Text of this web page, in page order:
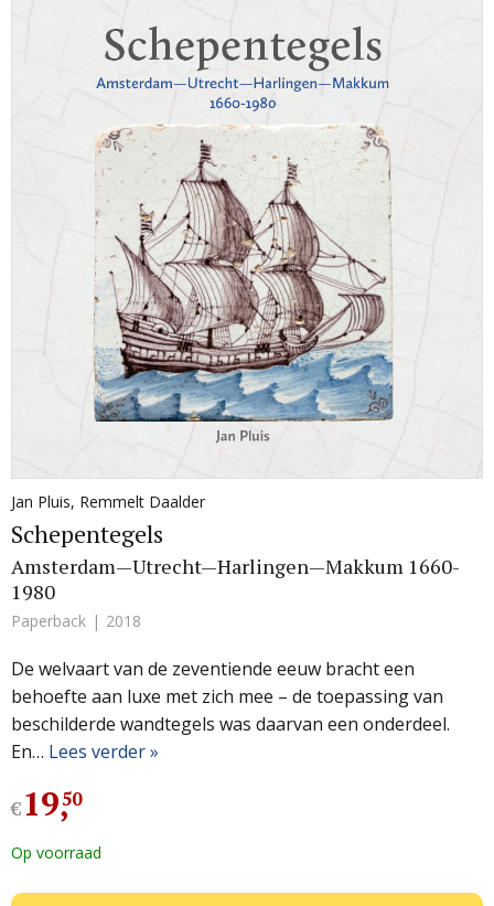
Jan Pluis, Remmelt Daalder
Schepentegels
Amsterdam—Utrecht—Harlingen—Makkum 1660-
1980
Paperback 2018
De welvaart van de zeventiende eeuw bracht een
behoefte aan luxe met zich mee – de toepassing van
beschilderde wandtegels was daarvan een onderdeel.
En… Lees verder »
€19,
50
Op voorraad